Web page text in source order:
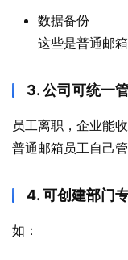
数据备份
这些是普通邮箱
3. 公司可统一
员工离职，企业能
普通邮箱员工自己
4. 可创建部门
如：